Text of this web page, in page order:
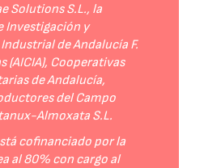
Solutions S.L., la
Investigación y
de Andalucía F.
(AICIA), Cooperativas
de Andalucía,
del Campo
Almoxata S.L.
cofinanciado por la
al 80% con cargo al